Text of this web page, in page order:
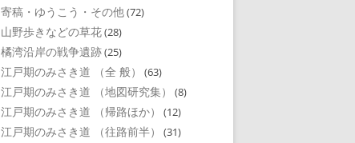
寄稿・ゆうこう・その他(72)
山野歩きなどの草花(28)
橘湾沿岸の戦争遺跡(25)
江戸期のみさき道 （全 般） (63)
江戸期のみさき道 （地図研究集） (8)
江戸期のみさき道 （帰路ほか） (12)
江戸期のみさき道 （往路前半） (31)